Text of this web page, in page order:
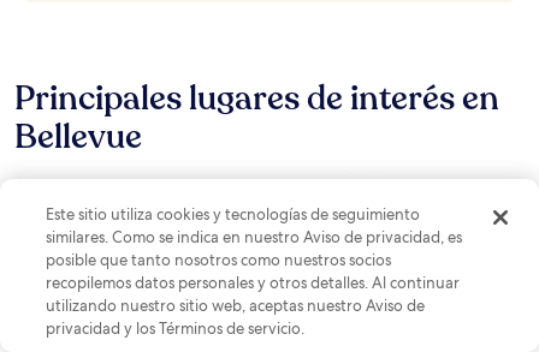
Principales lugares de interés en
Bellevue
Este sitio utiliza cookies y tecnologías de seguimiento
similares. Como se indica en nuestro Aviso de privacidad, es
posible que tanto nosotros como nuestros socios
recopilemos datos personales y otros detalles. Al continuar
utilizando nuestro sitio web, aceptas nuestro Aviso de
privacidad y los Términos de servicio.